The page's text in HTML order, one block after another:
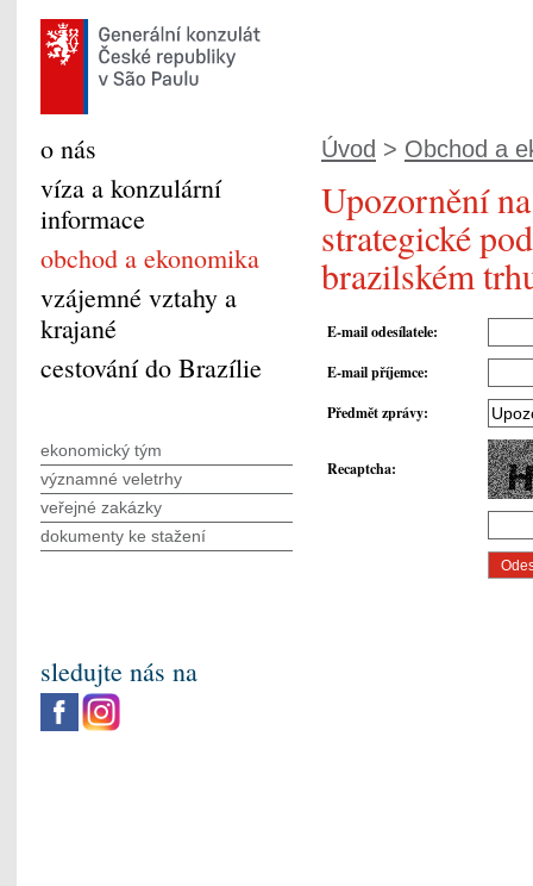
Úvod > Obchod a
Upozornění
strategické
brazilském
E-mail odesílatele:
E-mail příjemce:
Předmět zprávy:
Recaptcha:
o nás
víza a konzulární
informace
obchod a ekonomika
vzájemné vztahy a
krajané
cestování do Brazílie
ekonomický tým
významné veletrhy
veřejné zakázky
dokumenty ke stažení
sledujte nás na